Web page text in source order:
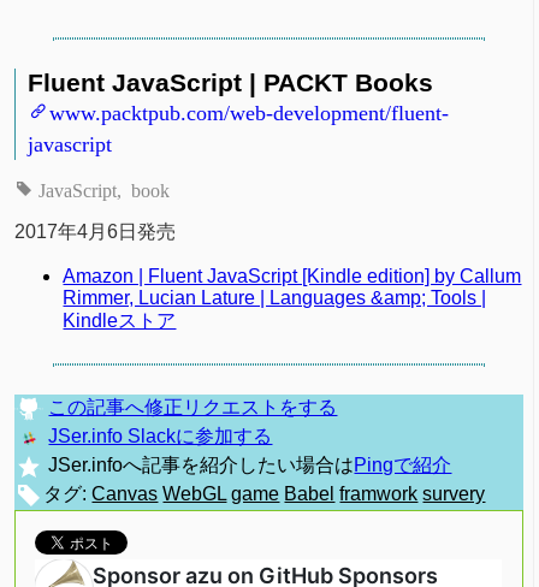
Fluent JavaScript | PACKT Books
www.packtpub.com/web-development/fluent-
javascript
JavaScript book
2017年4月6日発売
Amazon | Fluent JavaScript [Kindle edition] by Callum
Rimmer, Lucian Lature | Languages &amp; Tools |
Kindleストア
この記事へ修正リクエストをする
JSer.info Slackに参加する
JSer.infoへ記事を紹介したい場合はPingで紹介
タグ: Canvas WebGL game Babel framwork survery